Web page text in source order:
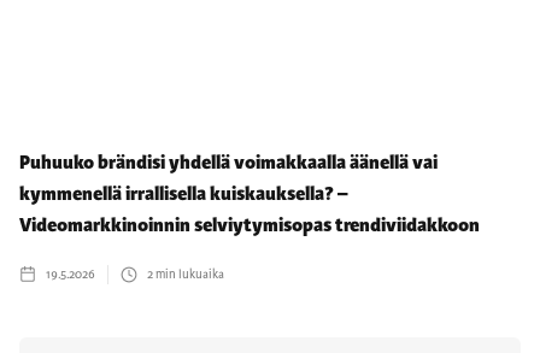
Puhuuko brändisi yhdellä voimakkaalla äänellä vai
kymmenellä irrallisella kuiskauksella? –
Videomarkkinoinnin selviytymisopas trendiviidakkoon
19.5.2026 2min lukuaika